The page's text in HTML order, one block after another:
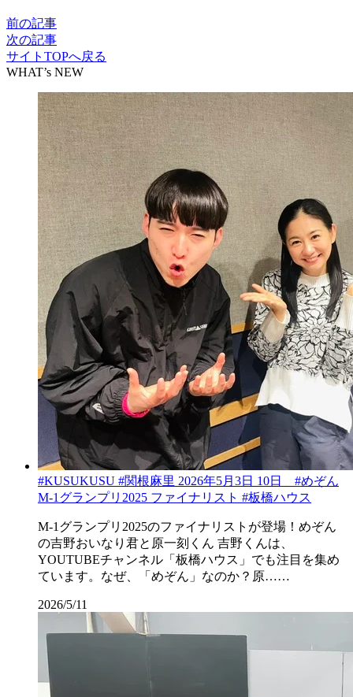
前の記事
次の記事
サイトTOPへ戻る
WHAT’s NEW
#KUSUKUSU #関根麻里 2026年5月3日 10日 #めぞん
M-1グランプリ2025 ファイナリスト #板橋ハウス
M-1グランプリ2025のファイナリストが登場！めぞん
の吉野おいなり君と原一刻くん 吉野くんは、
YOUTUBEチャンネル「板橋ハウス」でも注目を集め
ています。なぜ、「めぞん」なのか？原……
2026/5/11